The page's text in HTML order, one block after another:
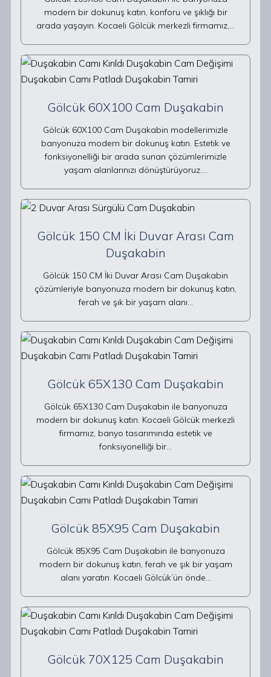
modern bir dokunuş katın, konforu ve şıklığı bir
arada yaşayın. Kocaeli Gölcük merkezli firmamız,…
Gölcük 60X100 Cam Duşakabin
Gölcük 60X100 Cam Duşakabin modellerimizle
banyonuza modern bir dokunuş katın. Estetik ve
fonksiyonelliği bir arada sunan çözümlerimizle
yaşam alanlarınızı dönüştürüyoruz.…
Gölcük 150 CM İki Duvar Arası Cam
Duşakabin
Gölcük 150 CM İki Duvar Arası Cam Duşakabin
çözümleriyle banyonuza modern bir dokunuş katın,
ferah ve şık bir yaşam alanı…
Gölcük 65X130 Cam Duşakabin
Gölcük 65X130 Cam Duşakabin ile banyonuza
modern bir dokunuş katın. Kocaeli Gölcük merkezli
firmamız, banyo tasarımında estetik ve
fonksiyonelliği bir…
Gölcük 85X95 Cam Duşakabin
Gölcük 85X95 Cam Duşakabin ile banyonuza
modern bir dokunuş katın, ferah ve şık bir yaşam
alanı yaratın. Kocaeli Gölcük’ün önde…
Gölcük 70X125 Cam Duşakabin